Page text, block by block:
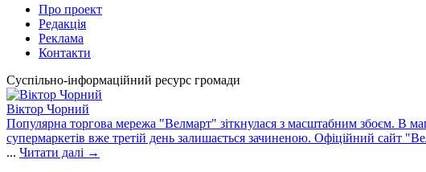
Про проект
Редакція
Реклама
Контакти
Суспільно-інформаційний ресурс громади
Віктор Чорний
Популярна торгова мережа "Велмарт" зіткнулася з масштабним збоєм. В
супермаркетів вже третій день залишається зачиненою. Офіційний сайт
... Читати далі →